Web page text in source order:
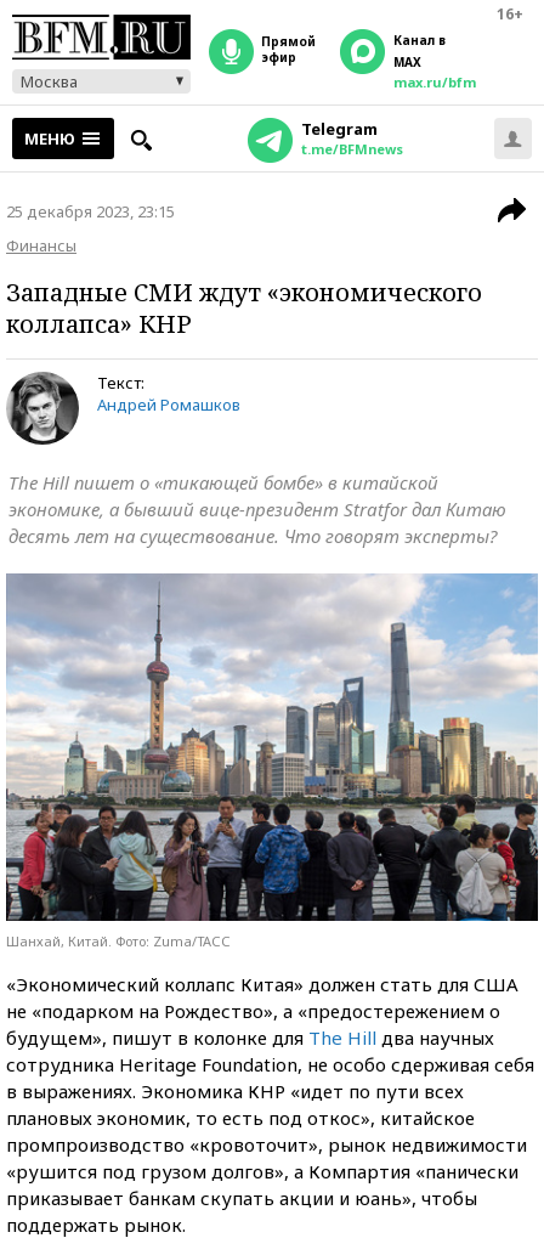
16+
Москва
прямой
эфир
Канал в
MAX
max.ru/bfm
МЕНЮ Telegram
t.me/BFMnews
25 декабря 2023, 23:15
Финансы
Западные СМИ ждут «экономического
коллапса» КНР
Текст:
Андрей Ромашков
The Hill пишет о «тикающей бомбе» в китайской
экономике, а бывший вице-президент Stratfor дал Китаю
десять лет на существование. Что говорят эксперты?
Шанхай, Китай. Фото: Zuma/ТАСС
«Экономический коллапс Китая» должен стать для США
не «подарком на Рождество», а «предостережением о
будущем», пишут в колонке для The Hill два научных
сотрудника Heritage Foundation, не особо сдерживая себя
в выражениях. Экономика КНР «идет по пути всех
плановых экономик, то есть под откос», китайское
промпроизводство «кровоточит», рынок недвижимости
«рушится под грузом долгов», а Компартия «панически
приказывает банкам скупать акции и юань», чтобы
поддержать рынок.